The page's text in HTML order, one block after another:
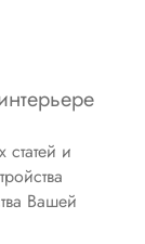
и
Вашей